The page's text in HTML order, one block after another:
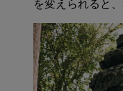
を変えられると